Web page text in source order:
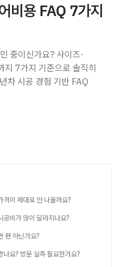
비용 FAQ 7가지
중이신가요? 사이즈·
지 7가지 기준으로 솔직히
차 시공 경험 기반 FAQ
이 제대로 안 나올까요?
공비가 많이 달라지나요?
편 아닌가요?
요? 방문 실측 필요한가요?